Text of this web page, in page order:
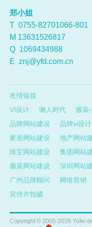
郑小姐
T 0755-82701066-801
M 13631526817
Q 1069434988
E znj@yfd.com.cn
友情链接
VI设计
懒人时代 服装
品牌网站建设
品牌vi设计
家居网站建设
地产网站
珠宝网站建设
集团网站
服装网站建设
深圳网站
广州品牌顾问
网络营销
宣传片拍摄
Copyright © 2005-2026 Yufei